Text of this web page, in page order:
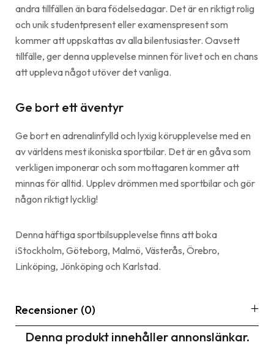
andra tillfällen än bara födelsedagar. Det är en riktigt rolig
och unik studentpresent eller examenspresent som
kommer att uppskattas av alla bilentusiaster. Oavsett
tillfälle, ger denna upplevelse minnen för livet och en chans
att uppleva något utöver det vanliga.
Ge bort ett äventyr
Ge bort en adrenalinfylld och lyxig körupplevelse med en
av världens mest ikoniska sportbilar. Det är en gåva som
verkligen imponerar och som mottagaren kommer att
minnas för alltid. Upplev drömmen med sportbilar och gör
någon riktigt lycklig!
Denna häftiga sportbilsupplevelse finns att boka
iStockholm, Göteborg, Malmö, Västerås, Örebro,
Linköping, Jönköping och Karlstad.
Recensioner (0)
Denna produkt innehåller annonslänkar.